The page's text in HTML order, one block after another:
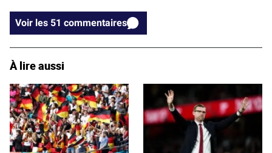
Voir les 51 commentaires
À lire aussi